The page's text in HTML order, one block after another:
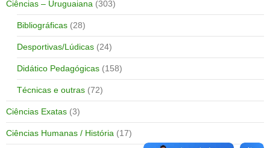
Ciências – Uruguaiana (303)
Bibliográficas (28)
Desportivas/Lúdicas (24)
Didático Pedagógicas (158)
Técnicas e outras (72)
Ciências Exatas (3)
Ciências Humanas / História (17)